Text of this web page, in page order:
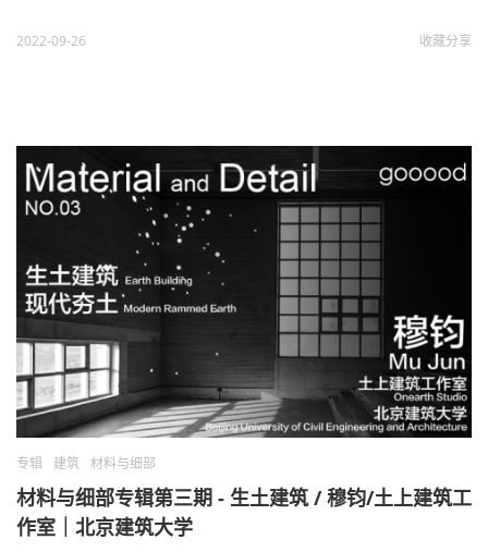
2022-09-26 收藏分享
专辑 建筑 材料与细部
材料与细部专辑第三期 - 生土建筑 / 穆钧/土上建筑工
作室｜北京建筑大学